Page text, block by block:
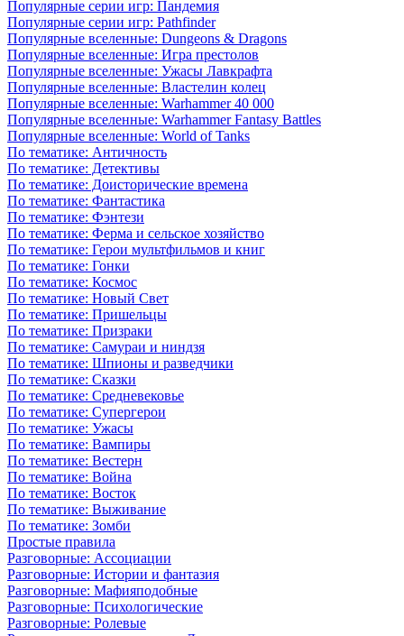
Популярные серии игр: Пандемия
Популярные серии игр: Pathfinder
Популярные вселенные: Dungeons & Dragons
Популярные вселенные: Игра престолов
Популярные вселенные: Ужасы Лавкрафта
Популярные вселенные: Властелин колец
Популярные вселенные: Warhammer 40 000
Популярные вселенные: Warhammer Fantasy Battles
Популярные вселенные: World of Tanks
По тематике: Античность
По тематике: Детективы
По тематике: Доисторические времена
По тематике: Фантастика
По тематике: Фэнтези
По тематике: Ферма и сельское хозяйство
По тематике: Герои мультфильмов и книг
По тематике: Гонки
По тематике: Космос
По тематике: Новый Свет
По тематике: Пришельцы
По тематике: Призраки
По тематике: Самураи и ниндзя
По тематике: Шпионы и разведчики
По тематике: Сказки
По тематике: Средневековье
По тематике: Супергерои
По тематике: Ужасы
По тематике: Вампиры
По тематике: Вестерн
По тематике: Война
По тематике: Восток
По тематике: Выживание
По тематике: Зомби
Простые правила
Разговорные: Ассоциации
Разговорные: Истории и фантазия
Разговорные: Мафияподобные
Разговорные: Психологические
Разговорные: Ролевые